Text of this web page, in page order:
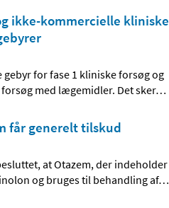
ikke-kommercielle kliniske
for fase 1 kliniske forsøg og
med lægemidler. Det sker…
får generelt tilskud
at Otazem, der indeholder
og bruges til behandling af…